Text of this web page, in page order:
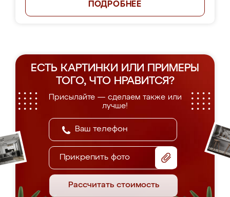
ПОДРОБНЕЕ
ЕСТЬ КАРТИНКИ ИЛИ ПРИМЕРЫ
ТОГО, ЧТО НРАВИТСЯ?
Присылайте — сделаем также или
лучше!
Прикрепить фото
Рассчитать стоимость